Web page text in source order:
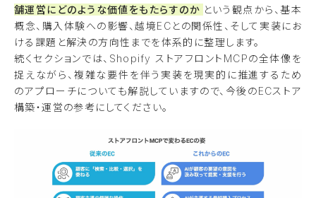
舗運営にどのような価値をもたらすのか という観点から、基本
概念、購入体験への影響、越境ECとの関係性、そして実装にお
ける課題と解決の方向性までを体系的に整理します。
続くセクションでは、Shopify ストアフロントMCPの全体像を
捉えながら、複雑な要件を伴う実装を現実的に推進するため
のアプローチについても解説していますので、今後のECストア
構築・運営の参考にしてください。